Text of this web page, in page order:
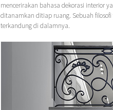
mencerirakan bahasa dekorasi interior
ditanamkan ditiap ruang. Sebuah
terkandung di dalamnya.